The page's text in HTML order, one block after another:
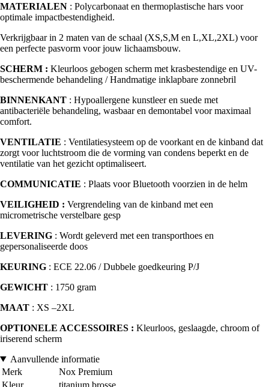
MATERIALEN : Polycarbonaat en thermoplastische hars voor
optimale impactbestendigheid.
Verkrijgbaar in 2 maten van de schaal (XS,S,M en L,XL,2XL) voor
een perfecte pasvorm voor jouw lichaamsbouw.
SCHERM : Kleurloos gebogen scherm met krasbestendige en UV-
beschermende behandeling / Handmatige inklapbare zonnebril
BINNENKANT : Hypoallergene kunstleer en suede met
antibacteriële behandeling, wasbaar en demontabel voor maximaal
comfort.
VENTILATIE : Ventilatiesysteem op de voorkant en de kinband dat
zorgt voor luchtstroom die de vorming van condens beperkt en de
ventilatie van het gezicht optimaliseert.
COMMUNICATIE : Plaats voor Bluetooth voorzien in de helm
VEILIGHEID : Vergrendeling van de kinband met een
micrometrische verstelbare gesp
LEVERING : Wordt geleverd met een transporthoes en
gepersonaliseerde doos
KEURING : ECE 22.06 / Dubbele goedkeuring P/J
GEWICHT : 1750 gram
MAAT : XS –2XL
OPTIONELE ACCESSOIRES : Kleurloos, geslaagde, chroom of
iriserend scherm
Aanvullende informatie
Merk
Nox Premium
Kleur
titanium brosse